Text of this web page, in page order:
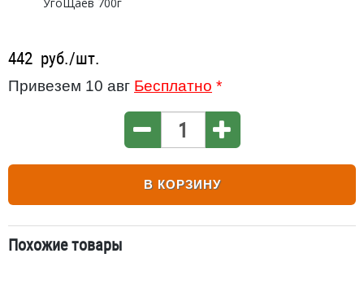
442 руб./шт.
Привезем 10 авг Бесплатно *
В КОРЗИНУ
Похожие товары